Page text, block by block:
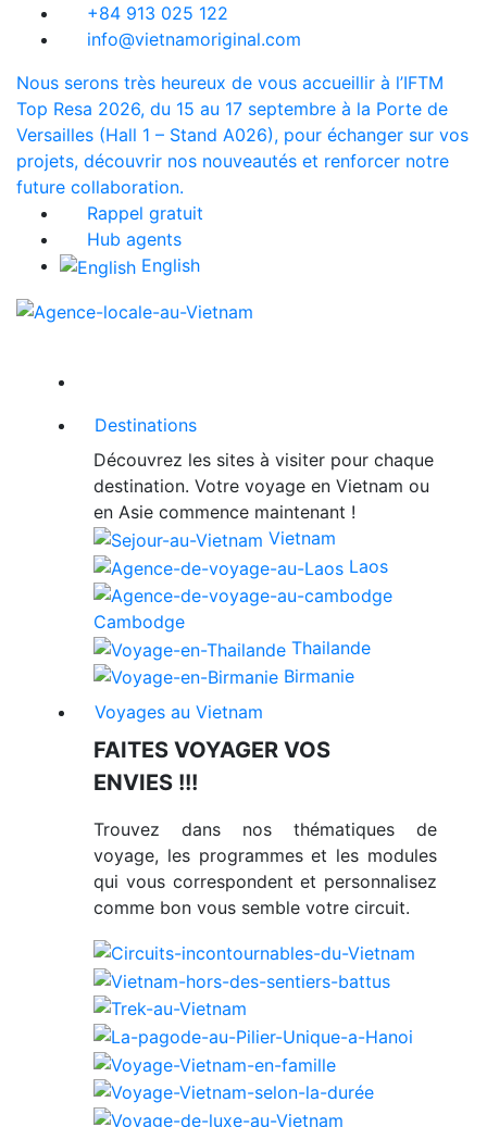
+84 913 025 122
info@vietnamoriginal.com
Nous serons très heureux de vous accueillir à l’IFTM
Top Resa 2026, du 15 au 17 septembre à la Porte de
Versailles (Hall 1 – Stand A026), pour échanger sur vos
projets, découvrir nos nouveautés et renforcer notre
future collaboration.
Rappel gratuit
Hub agents
English
Destinations
Découvrez les sites à visiter pour chaque
destination. Votre voyage en Vietnam ou
en Asie commence maintenant !
Vietnam
Laos
Cambodge
Thailande
Birmanie
Voyages au Vietnam
FAITES VOYAGER VOS
ENVIES !!!
Trouvez dans nos thématiques de
voyage, les programmes et les modules
qui vous correspondent et personnalisez
comme bon vous semble votre circuit.